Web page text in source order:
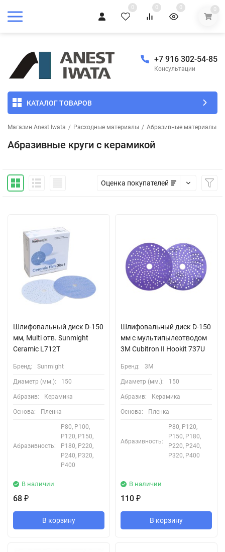
0 0 0 0
+7 916 302-54-85
Консультации
КАТАЛОГ ТОВАРОВ
Магазин Anest Iwata / Расходные материалы / Абразивные материалы
Абразивные круги с керамикой
Оценка покупателей
Шлифовальный диск D-150
мм, Multi отв. Sunmight
Ceramic L712T
Бренд: Sunmight
Диаметр (мм.): 150
Абразив: Керамика
Основа: Пленка
Абразивность:
P80, P100,
P120, P150,
P180, P220,
P240, P320,
P400
В наличии
68 ₽
В корзину
Шлифовальный диск D-150
мм с мультипылеотводом
3М Cubitron II Hookit 737U
Бренд: 3M
Диаметр (мм.): 150
Абразив: Керамика
Основа: Пленка
Абразивность:
P80, P120,
P150, P180,
P220, P240,
P320, P400
В наличии
110 ₽
В корзину